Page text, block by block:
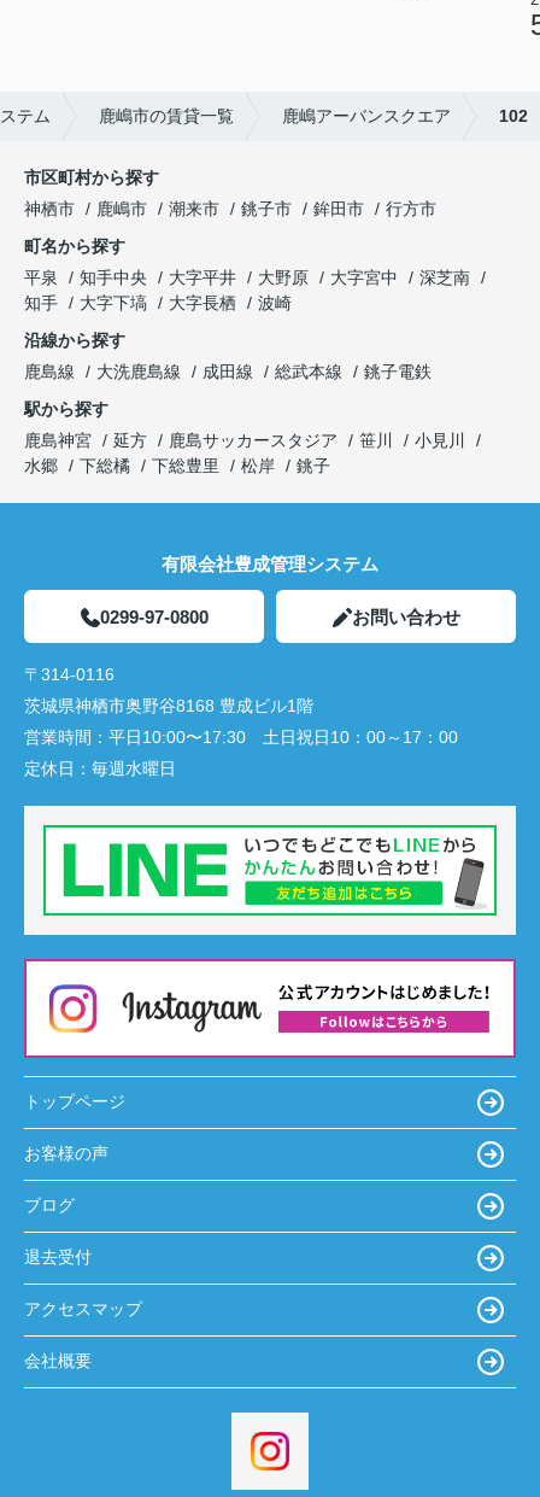
テム 鹿嶋市の賃貸一覧 鹿嶋アーバンスクエア 102
市区町村から探す
神栖市
鹿嶋市 潮来市 銚子市 鉾田市
行方市
町名から探す
平泉
知手中央 大字平井 大野原 大字宮中
深芝南
知手
大字下塙 大字長栖
波崎
沿線から探す
鹿島線
大洗鹿島線 成田線 総武本線
銚子電鉄
駅から探す
鹿島神宮
延方 鹿島サッカースタジア 笹川
小見川
水郷
下総橘 下総豊里 松岸 銚子
有限会社豊成管理システム
0299-97-0800 お問い合わせ
〒314-0116
茨城県神栖市奥野谷8168 豊成ビル1階
営業時間： 平日10:00〜17:30 土日祝日10：00～17：00
定休日： 毎週水曜日
トップページ
お客様の声
ブログ
退去受付
アクセスマップ
会社概要